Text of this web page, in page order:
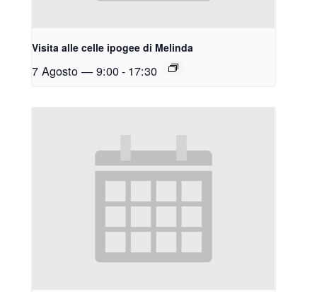
Visita alle celle ipogee di Melinda
7 Agosto — 9:00- 17:30